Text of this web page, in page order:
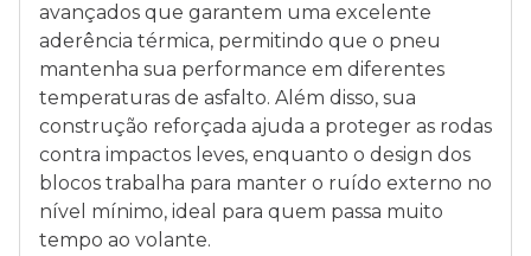
avançados que garantem uma excelente
aderência térmica, permitindo que o pneu
mantenha sua performance em diferentes
temperaturas de asfalto. Além disso, sua
construção reforçada ajuda a proteger as rodas
contra impactos leves, enquanto o design dos
blocos trabalha para manter o ruído externo no
nível mínimo, ideal para quem passa muito
tempo ao volante.